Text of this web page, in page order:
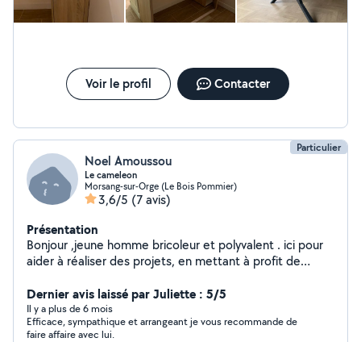
Voir le profil Contacter
Particulier
Noel Amoussou
Le cameleon
Morsang-sur-Orge (Le Bois Pommier)
3,6/5 (7 avis)
Présentation
Bonjour ,jeune homme bricoleur et polyvalent . ici pour
aider à réaliser des projets, en mettant à profit de
expériences professionnelle . Donc à vos claviers prêts
tapez !!! bonne journée.
Dernier avis laissé par Juliette : 5/5
Il y a plus de 6 mois
Efficace, sympathique et arrangeant je vous recommande de
faire affaire avec lui.